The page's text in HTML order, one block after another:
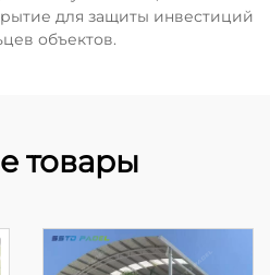
для защиты инвестиций
объектов.
товары